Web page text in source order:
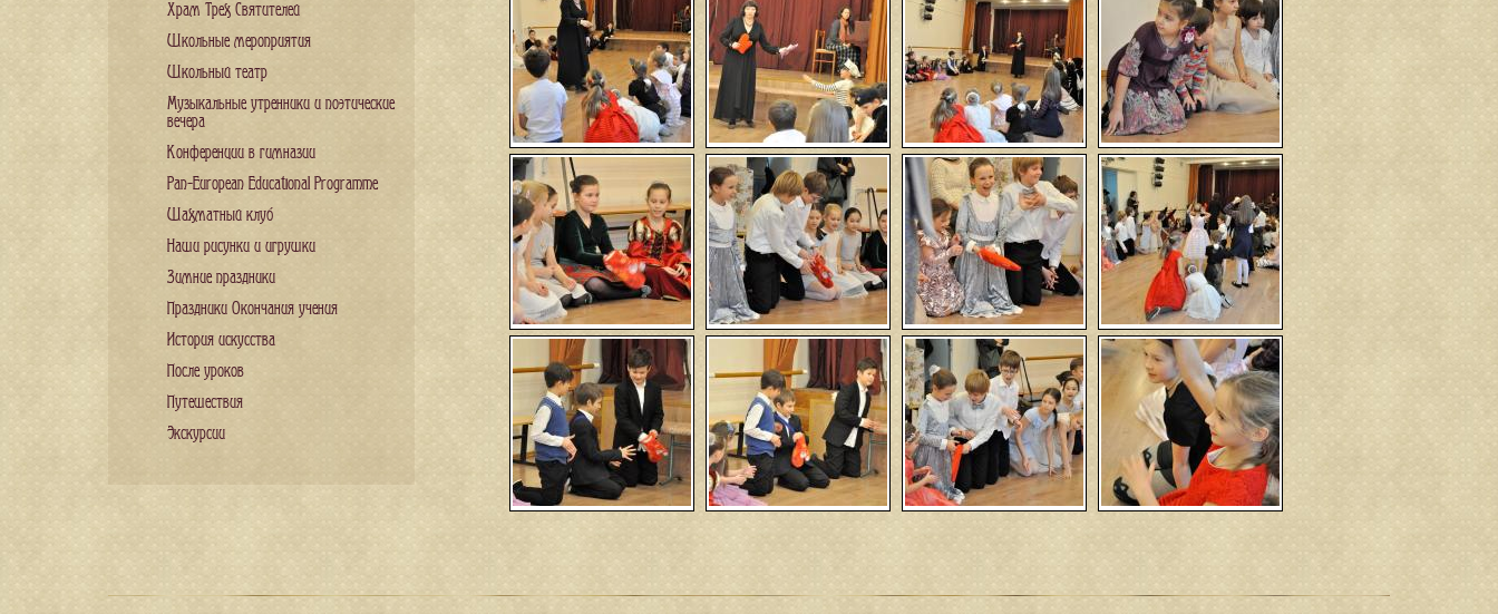
Храм Трех Святителей
Школьные мероприятия
Школьный театр
Музыкальные утренники и поэтические
вечера
Конференции в гимназии
Pan-European Educational Programme
Шахматный клуб
Наши рисунки и игрушки
Зимние праздники
Праздники Окончания учения
История искусства
После уроков
Путешествия
Экскурсии